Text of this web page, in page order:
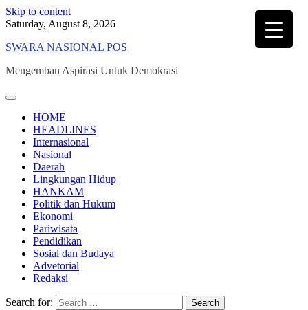
Skip to content
Saturday, August 8, 2026
SWARA NASIONAL POS
Mengemban Aspirasi Untuk Demokrasi
HOME
HEADLINES
Internasional
Nasional
Daerah
Lingkungan Hidup
HANKAM
Politik dan Hukum
Ekonomi
Pariwisata
Pendidikan
Sosial dan Budaya
Advetorial
Redaksi
Search for: